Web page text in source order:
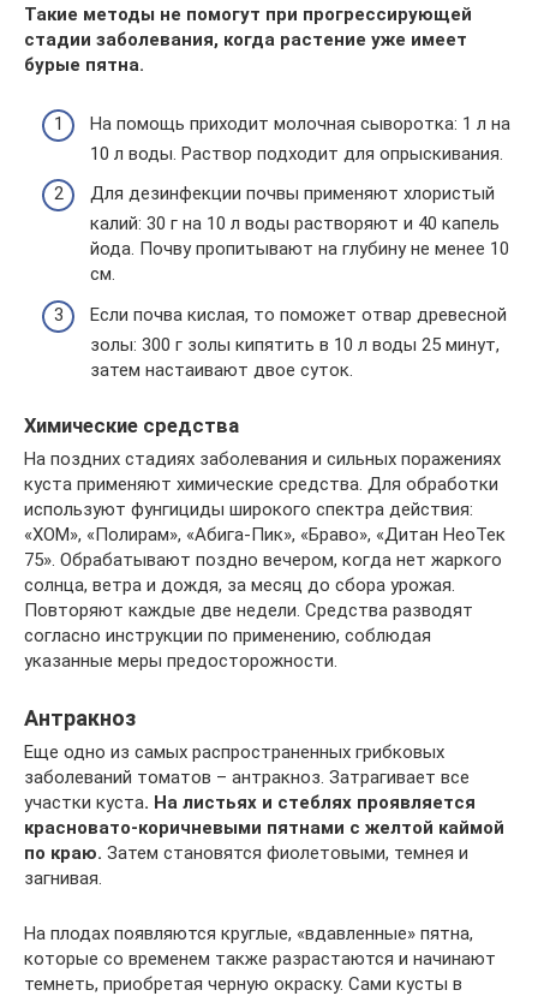
Такие методы не помогут при прогрессирующей
стадии заболевания, когда растение уже имеет
бурые пятна.
На помощь приходит молочная сыворотка: 1 л на
10 л воды. Раствор подходит для опрыскивания.
Для дезинфекции почвы применяют хлористый
калий: 30 г на 10 л воды растворяют и 40 капель
йода. Почву пропитывают на глубину не менее 10
см.
Если почва кислая, то поможет отвар древесной
золы: 300 г золы кипятить в 10 л воды 25 минут,
затем настаивают двое суток.
Химические средства
На поздних стадиях заболевания и сильных поражениях
куста применяют химические средства. Для обработки
используют фунгициды широкого спектра действия:
«ХОМ», «Полирам», «Абига-Пик», «Браво», «Дитан НеоТек
75». Обрабатывают поздно вечером, когда нет жаркого
солнца, ветра и дождя, за месяц до сбора урожая.
Повторяют каждые две недели. Средства разводят
согласно инструкции по применению, соблюдая
указанные меры предосторожности.
Антракноз
Еще одно из самых распространенных грибковых
заболеваний томатов – антракноз. Затрагивает все
участки куста. На листьях и стеблях проявляется
красновато-коричневыми пятнами с желтой каймой
по краю. Затем становятся фиолетовыми, темнея и
загнивая.
На плодах появляются круглые, «вдавленные» пятна,
которые со временем также разрастаются и начинают
темнеть, приобретая черную окраску. Сами кусты в